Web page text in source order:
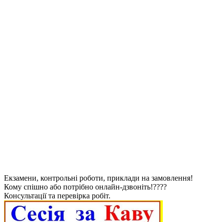
Екзамени, контрольні роботи, приклади на замовлення!
Кому спішно або потрібно онлайн-дзвоніть!????
Консультації та перевірка робіт.